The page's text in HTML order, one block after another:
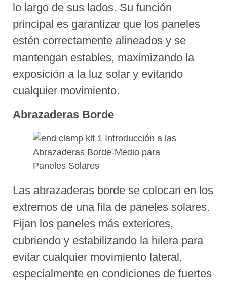
lo largo de sus lados. Su función
principal es garantizar que los paneles
estén correctamente alineados y se
mantengan estables, maximizando la
exposición a la luz solar y evitando
cualquier movimiento.
Abrazaderas Borde
Las abrazaderas borde se colocan en los
extremos de una fila de paneles solares.
Fijan los paneles más exteriores,
cubriendo y estabilizando la hilera para
evitar cualquier movimiento lateral,
especialmente en condiciones de fuertes